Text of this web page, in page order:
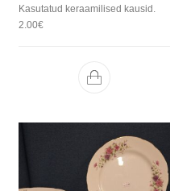
Kasutatud keraamilised kausid.
2.00€